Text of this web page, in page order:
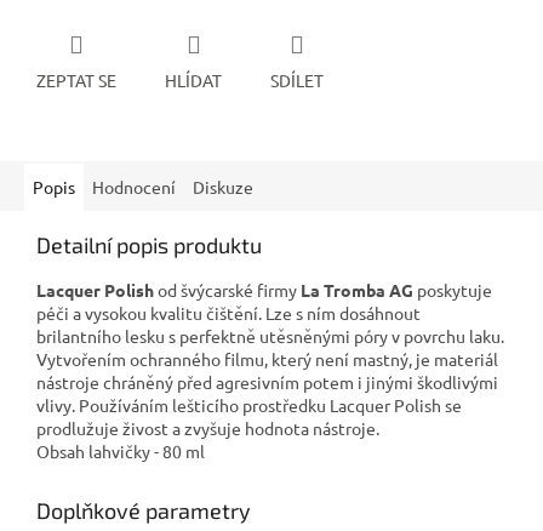
ZEPTAT SE HLÍDAT SDÍLET
Popis Hodnocení Diskuze
Detailní popis produktu
Lacquer Polishod švýcarské firmy La Tromba AG poskytuje
péči a vysokou kvalitu čištění. Lze s ním dosáhnout
brilantního lesku s perfektně utěsněnými póry v povrchu laku.
Vytvořením ochranného filmu, který není mastný, je materiál
nástroje chráněný před agresivním potem i jinými škodlivými
vlivy. Používáním lešticího prostředku Lacquer Polish se
prodlužuje živost a zvyšuje hodnota nástroje.
Obsah lahvičky - 80 ml
Doplňkové parametry